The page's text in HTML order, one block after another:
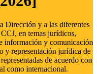
Dirección y a las diferentes
en temas jurídicos,
información y comunicación
y representación jurídica de
de acuerdo con
como internacional.